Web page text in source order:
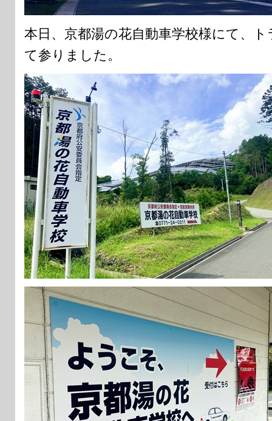
本日、京都湯の花自動車学校様にて、
て参りました。